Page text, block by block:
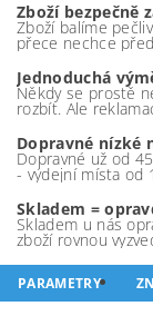
Zboží bezpečně
Zboží balíme
přece nechce
Jednoduchá
Někdy se prostě
rozbít. Ale
Dopravné nízké
Dopravné už od
- výdejní místa od
Skladem =
Skladem u nás
zboží rovnou
PARAMETRY